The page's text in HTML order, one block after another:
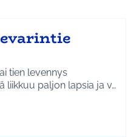
tien levennys
liikkuu paljon lapsia ja v…
Hyrylä
mukaan: Infra ja liikenne